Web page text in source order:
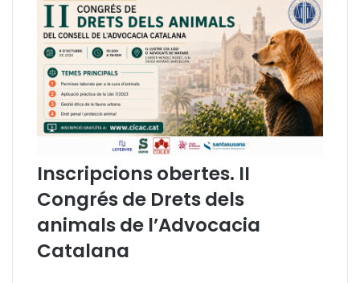
a
r
e
s
s
o
r
e
e
Inscripcions obertes. II
Congrés de Drets dels
animals de l’Advocacia
Catalana